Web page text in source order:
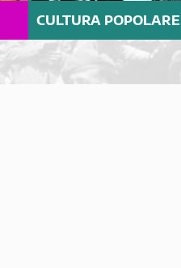
CULTURA POPOLARE